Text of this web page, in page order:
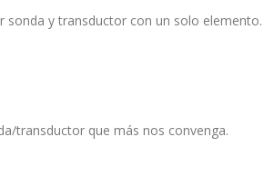
y transductor con un solo elemento.
transductor que más nos convenga.